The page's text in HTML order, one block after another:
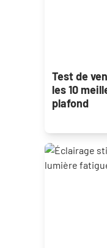
Test de
les 10
plafond